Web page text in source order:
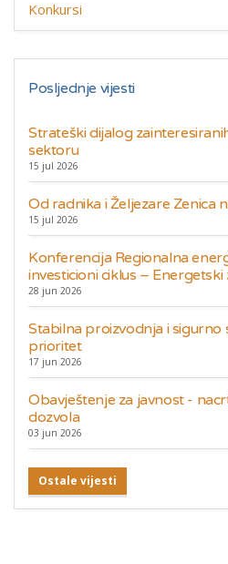
Konkursi
Posljednje vijesti
Strateški dijalog
sektoru
15 jul 2026
Od radnika i Željezare Zenica
15 jul 2026
Konferencija Regionalna
investicioni ciklus –
28 jun 2026
Stabilna proizvodnja i sigurno
prioritet
17 jun 2026
Obavještenje za javnost -
dozvola
03 jun 2026
Ostale vijesti